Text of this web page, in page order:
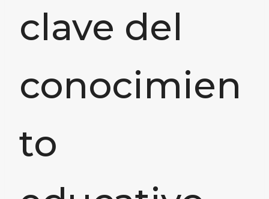
clave del
conocimien
to